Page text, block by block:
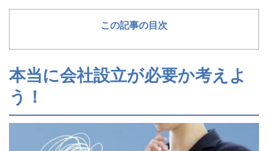
この記事の目次
本当に会社設立が必要か考えよ
う！